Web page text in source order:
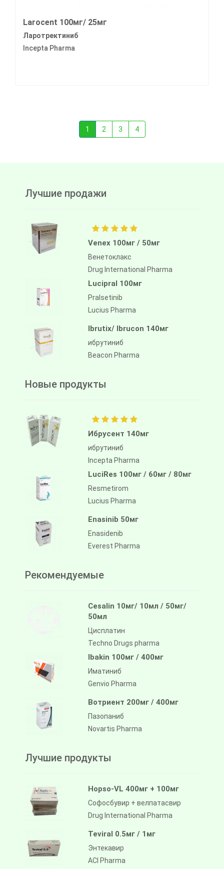
Larocent 100мг/ 25мг
Ларотректиниб
Incepta Pharma
1 2 3 4
Лучшие продажи
Venex 100мг / 50мг
Венетоклакс
Drug International Pharma
Lucipral 100мг
Pralsetinib
Lucius Pharma
Ibrutix/ Ibrucon 140мг
ибрутиниб
Beacon Pharma
Новые продукты
Ибрусент 140мг
ибрутиниб
Incepta Pharma
LuciRes 100мг / 60мг / 80мг
Resmetirom
Lucius Pharma
Enasinib 50мг
Enasidenib
Everest Pharma
Рекомендуемые
Cesalin 10мг/ 10мл / 50мг/
50мл
Цисплатин
Techno Drugs pharma
Ibakin 100мг / 400мг
Иматиниб
Genvio Pharma
Вотриент 200мг / 400мг
Пазопаниб
Novartis Pharma
Лучшие продукты
Hopso-VL 400мг + 100мг
Софосбувир + велпатасвир
Drug International Pharma
Teviral 0.5мг / 1мг
Энтекавир
ACI Pharma